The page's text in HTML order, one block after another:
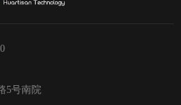
5号南院